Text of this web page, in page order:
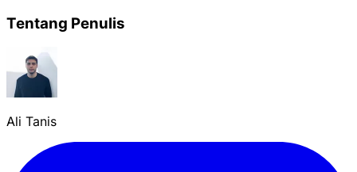
Tentang Penulis
Ali Tanis